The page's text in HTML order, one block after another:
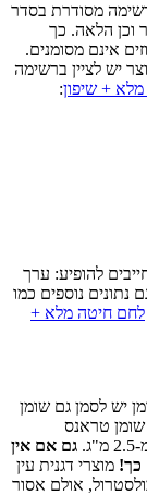
מסודרת בסדר
וכן הלאה. כך
אינם מסומנים.
יש לציין ברשימה
+ שיפון:
ל-100 גרם מוצר. חייבים להופיע: ערך
נתונים נוספים כמו
לחם חיטה מלא +
מעל 2 גרם שומן יש לסמן גם שומן
שומן טראנס
גם אם אין
כך! מוצרי דגנית עין
אולם אסור